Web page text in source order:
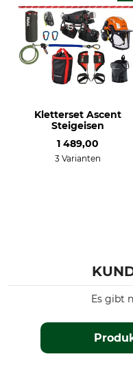
Kletterset Ascent
Steigeisen
1 489,00
3 Varianten
Es gibt